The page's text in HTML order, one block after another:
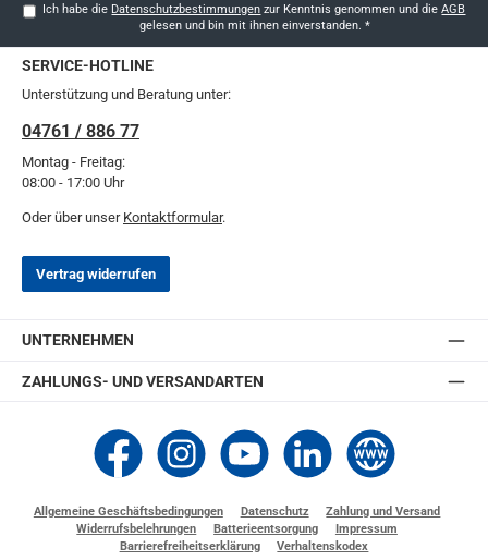
Ich habe die Datenschutzbestimmungen zur Kenntnis genommen und dieAGB
gelesen und bin mit ihnen einverstanden. *
SERVICE-HOTLINE
Unterstützung und Beratung unter:
04761 / 886 77
Montag - Freitag:
08:00 - 17:00 Uhr
Oder über unser Kontaktformular.
Vertrag widerrufen
UNTERNEHMEN
ZAHLUNGS- UND VERSANDARTEN
Thomashilfen bei Facebook
Thomashilfen bei Instagram
Thomashilfen bei YouTube
Thomashilfen bei LinkedIn
Zur Website von
Allgemeine Geschäftsbedingungen Datenschutz
Zahlung und Versand
Widerrufsbelehrungen
Batterieentsorgung
Impressum
Barrierefreiheitserklärung
Verhaltenskodex